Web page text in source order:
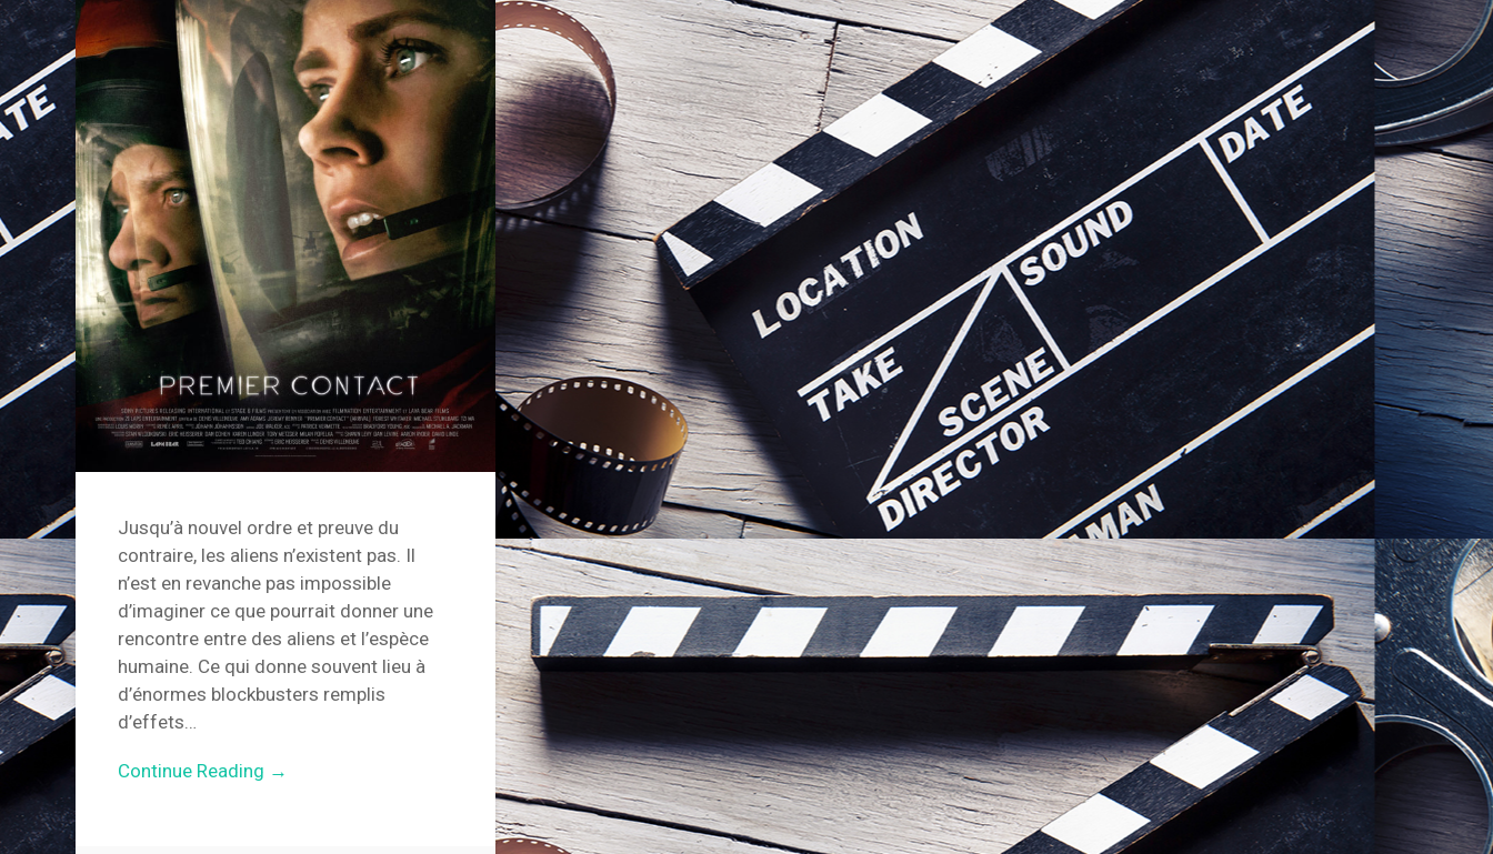
Jusqu’à nouvel ordre et preuve du
contraire, les aliens n’existent pas. Il
n’est en revanche pas impossible
d’imaginer ce que pourrait donner une
rencontre entre des aliens et l’espèce
humaine. Ce qui donne souvent lieu à
d’énormes blockbusters remplis
d’effets…
Continue Reading →